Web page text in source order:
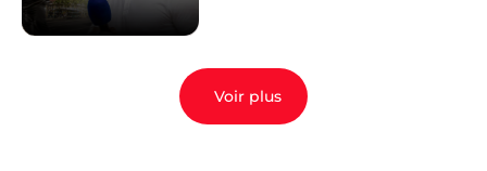
Voir plus